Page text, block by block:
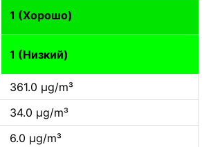
1 (Хорошо)
1 (Низкий)
361.0 µg/m³
34.0 µg/m³
6.0 µg/m³